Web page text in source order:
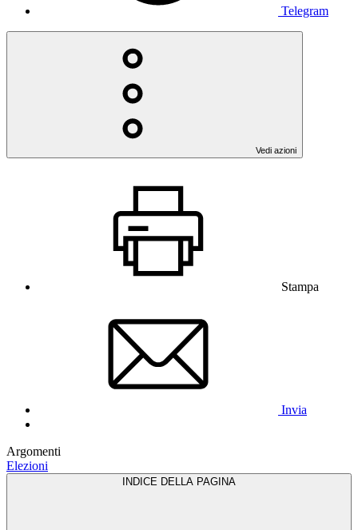
Telegram
Vedi azioni
Stampa
Invia
Argomenti
Elezioni
INDICE DELLA PAGINA